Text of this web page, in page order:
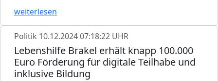
weiterlesen
Politik 10.12.2024 07:18:22 UHR
Lebenshilfe Brakel erhält knapp 100.000
Euro Förderung für digitale Teilhabe und
inklusive Bildung